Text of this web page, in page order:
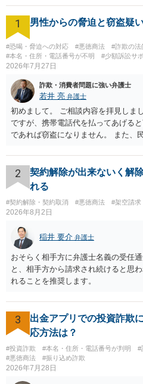
1 男性からの脅迫と窃盗疑
#恐喝・脅迫への対応 #悪徳商法
#詐欺の法
#本名・住所・電話番号が不明
#少額訴訟サ
2026年7月27日
詐欺・消費者問題に強い弁護士
若井 亮 弁護士
初めまして。 ご相談内容を拝見しま
ですが、携帯電話代を払ってあげる
であれば窃盗になりません。 また、
ず、可能であればブロックをするよ
ば、最寄りの警察署に相談をしても
考になれば幸いです。
2
契約解除が出来ないく解
れる
#契約解除・契約取消 #悪徳商法 #架空請求
2026年8月2日
稲井 要介 弁護士
おそらく相手方に弁護士名義の受任
と、相手方から請求され続けると思
れることを推奨します。
3
出金アプリでの投資詐欺
応方法は？
#投資詐欺 #本名・住所・電話番号が判明 #
#悪徳商法
#振り込め詐欺
2026年7月28日